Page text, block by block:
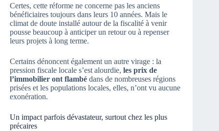
Certes, cette réforme ne concerne pas les anciens
bénéficiaires toujours dans leurs 10 années. Mais le
climat de doute installé autour de la fiscalité à venir
pousse beaucoup à anticiper un retour ou à repenser
leurs projets à long terme.
Certains dénoncent également un autre virage : la
pression fiscale locale s’est alourdie, les prix de
l’immobilier ont flambé dans de nombreuses régions
prisées et les populations locales, elles, n’ont vu aucune
exonération.
Un impact parfois dévastateur, surtout chez les plus
précaires